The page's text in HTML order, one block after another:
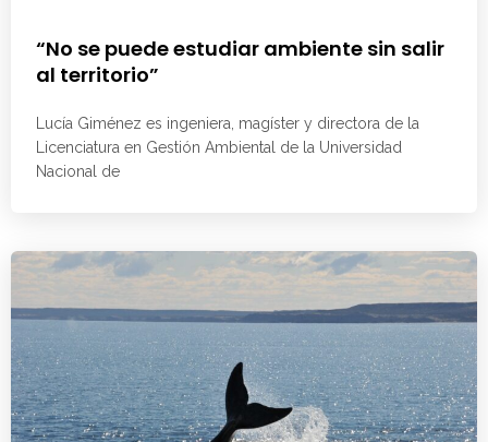
“No se puede estudiar ambiente sin salir
al territorio”
Lucía Giménez es ingeniera, magíster y directora de la
Licenciatura en Gestión Ambiental de la Universidad
Nacional de